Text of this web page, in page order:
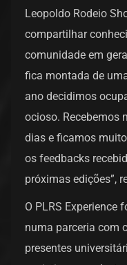
Leopoldo Rodeio
compartilhar
comunidade em
fica montada de
ano decidimos
ocioso. Recebemos
dias e ficamos
os feedbacks
próximas edições”,
O PLRS Experience
numa parceria com
presentes